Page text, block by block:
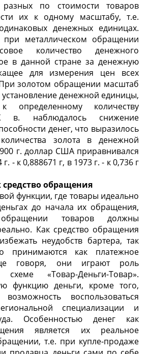
по стоимости товаров
их к одному масштабу, т.е.
денежных единицах.
металлическом обращении
количество денежного
в данной стране за денежную
для измерения цен всех
золотом обращении масштаб
денежной единицы,
определенному количеству
наблюдалось снижение
денег, что выразилось
золота в денежной
г. доллар США приравнивался
- к 0,888671 г, в 1973 г. - к 0,736 г
средство обращения
функции, где товары идеально
до начала их обращения,
товаров должны
Как средство обращения
неудобств бартера, так
принимаются как платежное
говоря, они играют роль
«Товар-Деньги-Товар».
функцию деньги, кроме того,
воспользоваться
специализации и
Особенностью денег как
является их реальное
т.е. при купле-продаже